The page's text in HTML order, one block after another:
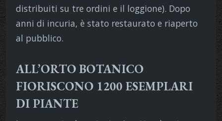
distribuiti su tre ordini e il loggione). Dopo
anni di incuria, è stato restaurato e riaperto
al pubblico.
ALL’ORTO BOTANICO
FIORISCONO 1200 ESEMPLARI
DI PIANTE